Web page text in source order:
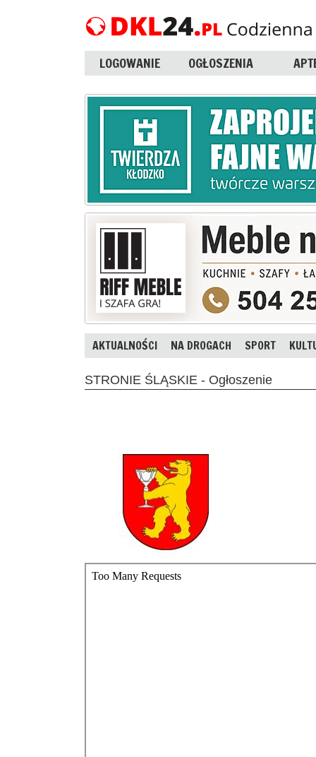
LOGOWANIE OGŁOSZENIA
AKTUALNOŚCI NA DROGACH SPORT
STRONIE ŚLĄSKIE - Ogłoszenie